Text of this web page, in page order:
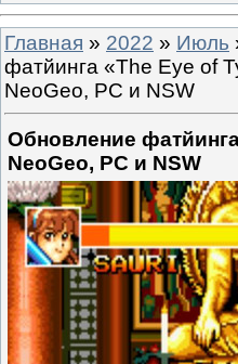
Главная » 2022 » Июль
фатйинга «The Eye of
NeoGeo, PC и NSW
Обновление
NeoGeo, PC и NSW